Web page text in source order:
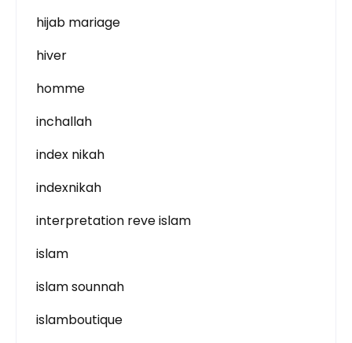
hijab mariage
hiver
homme
inchallah
index nikah
indexnikah
interpretation reve islam
islam
islam sounnah
islamboutique